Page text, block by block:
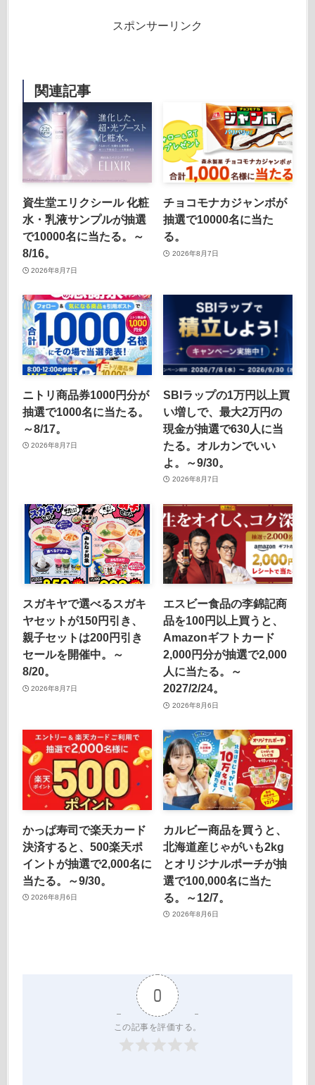
スポンサーリンク
関連記事
資生堂エリクシール 化粧
水・乳液サンプルが抽選
で10000名に当たる。～
8/16。
2026年8月7日
チョコモナカジャンボが
抽選で10000名に当た
る。
2026年8月7日
ニトリ商品券1000円分が
抽選で1000名に当たる。
～8/17。
2026年8月7日
SBIラップの1万円以上買
い増しで、最大2万円の
現金が抽選で630人に当
たる。オルカンでいい
よ。～9/30。
2026年8月7日
スガキヤで選べるスガキ
ヤセットが150円引き、
親子セットは200円引き
セールを開催中。～
8/20。
2026年8月7日
エスビー食品の李錦記商
品を100円以上買うと、
Amazonギフトカード
2,000円分が抽選で2,000
人に当たる。～
2027/2/24。
2026年8月6日
かっぱ寿司で楽天カード
決済すると、500楽天ポ
イントが抽選で2,000名に
当たる。～9/30。
2026年8月6日
カルビー商品を買うと、
北海道産じゃがいも2kg
とオリジナルポーチが抽
選で100,000名に当た
る。～12/7。
2026年8月6日
0
この記事を評価する。